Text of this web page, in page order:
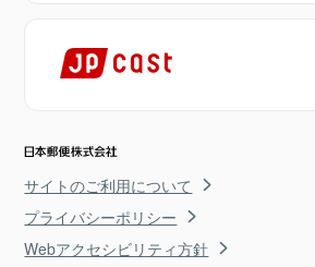
サイトのご利用について
プライバシーポリシー
Webアクセシビリティ方針